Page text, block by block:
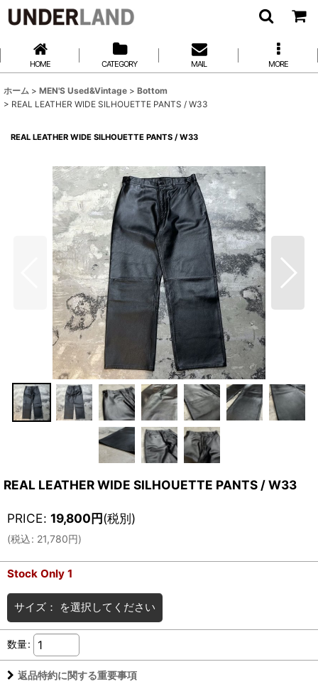
HOME CATEGORY MAIL MORE
ホーム > MEN'S Used&Vintage > Bottom
> REAL LEATHER WIDE SILHOUETTE PANTS / W33
REAL LEATHER WIDE SILHOUETTE PANTS / W33
REAL LEATHER WIDE SILHOUETTE PANTS / W33
PRICE: 19,800円(税別)
(税込: 21,780円)
Stock Only 1
サイズ： を選択してください
数量:
返品特約に関する重要事項